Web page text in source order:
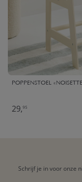
POPPENSTOEL
29,95
Schrijf je in voor onze